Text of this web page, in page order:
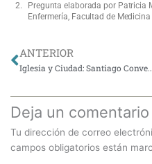
Pregunta elaborada por Patricia
Enfermería, Facultad de Medicina
Ant
ANTERIOR
Iglesia y Ciudad: Santiago Conventual y su Transformación
Deja un comentario
Tu dirección de correo
campos obligatorios están